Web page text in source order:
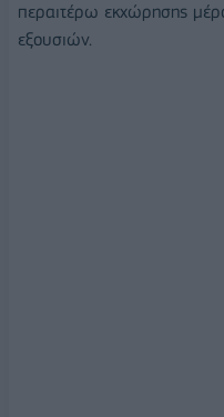
περαιτέρω εκχώρησης
εξουσιών.